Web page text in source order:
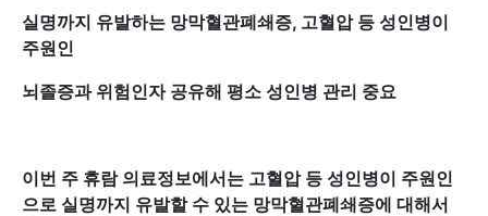
실명까지 유발하는 망막혈관폐쇄증, 고혈압 등 성인병이
주원인
뇌졸증과 위험인자 공유해 평소 성인병 관리 중요
이번 주 휴람 의료정보에서는 고혈압 등 성인병이 주원인
으로 실명까지 유발할 수 있는 망막혈관폐쇄증에 대해서